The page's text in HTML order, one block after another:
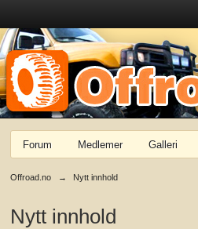
Forum Medlemer Galleri
Offroad.no → Nytt innhold
Nytt innhold